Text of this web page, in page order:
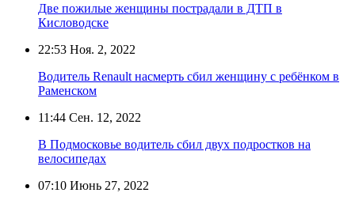
Две пожилые женщины пострадали в ДТП в
Кисловодске
22:53 Ноя. 2, 2022
Водитель Renault насмерть сбил женщину с ребёнком в
Раменском
11:44 Сен. 12, 2022
В Подмосковье водитель сбил двух подростков на
велосипедах
07:10 Июнь 27, 2022